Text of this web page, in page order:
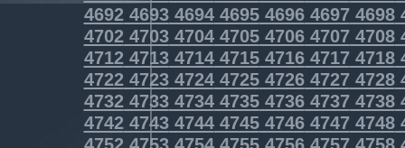
4692469346944695469646974698
4702470347044705470647074708
4712471347144715471647174718
4722472347244725472647274728
4732473347344735473647374738
4742474347444745474647474748